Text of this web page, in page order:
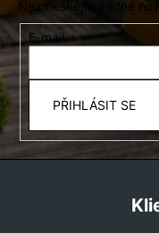
a
t
í
Nezmeškejte žádné
E-mail
PŘIHLÁSIT SE